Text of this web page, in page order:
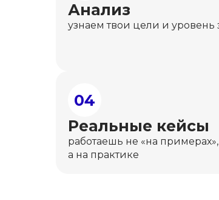
Анализ
узнаем твои цели и уровень
04
Реальные кейсы
работаешь не «на примерах»,
а на практике